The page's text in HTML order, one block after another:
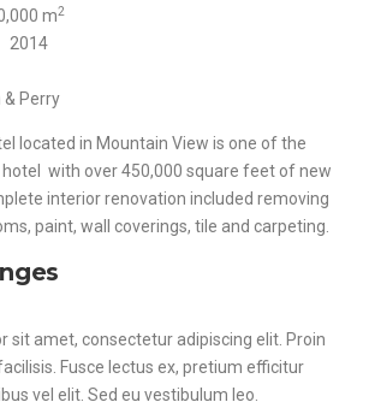
m2
2014
Perry
located in Mountain View is one of the
hotel with over 450,000 square feet of new
interior renovation included removing
paint, wall coverings, tile and carpeting.
sit amet, consectetur adipiscing elit. Proin
Fusce lectus ex, pretium efficitur
vel elit. Sed eu vestibulum leo.